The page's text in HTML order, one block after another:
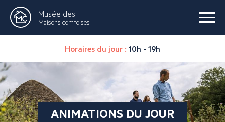
Musée des
Maisons comtoises
Horaires du jour : 10h - 19h
ANIMATIONS DU JOUR